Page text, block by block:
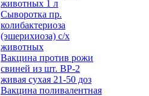
животных 1 л
Сыворотка пр.
колибактериоза
(эшерихиоза) с/х
животных
Вакцина против рожи
свиней из шт. ВР-2
живая сухая 21-50 доз
Вакцина поливалентная